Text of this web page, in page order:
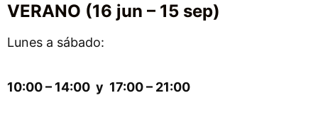
VERANO (16 jun – 15 sep)
Lunes a sábado:
10:00 – 14:00 y 17:00 – 21:00